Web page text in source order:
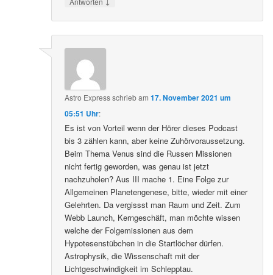
Astro Expressschriebam17. November 2021 um
05:51 Uhr:
Es ist von Vorteil wenn der Hörer dieses Podcast
bis 3 zählen kann, aber keine Zuhörvoraussetzung.
Beim Thema Venus sind die Russen Missionen
nicht fertig geworden, was genau ist jetzt
nachzuholen? Aus III mache 1. Eine Folge zur
Allgemeinen Planetengenese, bitte, wieder mit einer
Gelehrten. Da vergissst man Raum und Zeit. Zum
Webb Launch, Kerngeschäft, man möchte wissen
welche der Folgemissionen aus dem
Hypotesenstübchen in die Startlöcher dürfen.
Astrophysik, die Wissenschaft mit der
Lichtgeschwindigkeit im Schlepptau.